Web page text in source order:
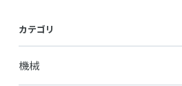
カテゴリ
機械